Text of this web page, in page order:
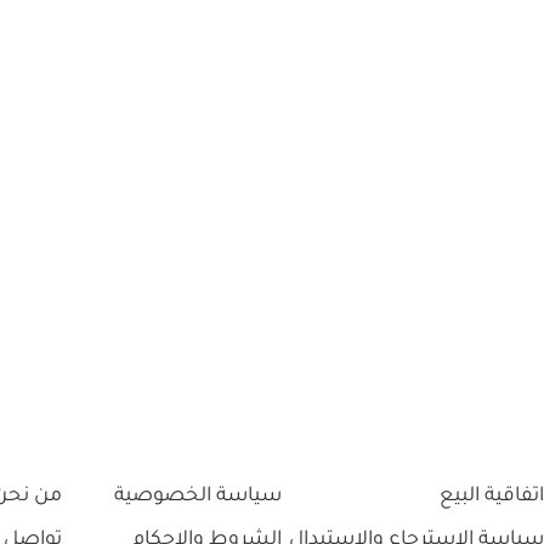
اتفاقية البيع
سياسة الخصوصية
من